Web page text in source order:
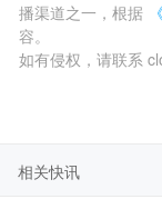
播渠道之一，根据
容。
如有侵权，请联系
相关快讯